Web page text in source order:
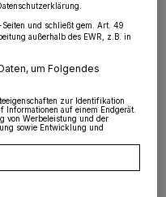
möglichen
gilt auch künftig
und den
nicht zu
am Ende der
Landrat. Maske
eine gute Hygiene
sei auch weiter
und schließt gem. Art. 49
außerhalb des EWR, z.B. in
um Folgendes
zur Identifikation
Informationen auf einem Endgerät.
von Werbeleistung und der
sowie Entwicklung und